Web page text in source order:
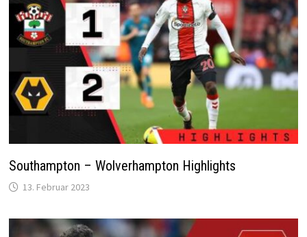
Southampton – Wolverhampton Highlights
13. Februar 2023